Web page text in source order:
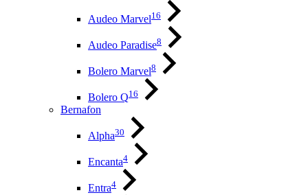
Audeo Marvel16
Audeo Paradise8
Bolero Marvel8
Bolero Q16
Bernafon
Alpha30
Encanta4
Entra4